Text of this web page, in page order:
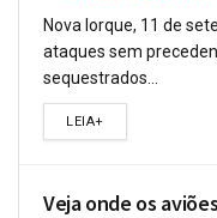
Nova Iorque, 11 de
ataques sem
sequestrados...
LEIA+
Veja onde os